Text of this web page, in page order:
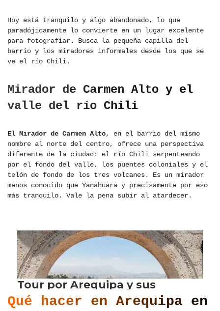
Hoy está tranquilo y algo abandonado, lo que
paradójicamente lo convierte en un lugar excelente
para fotografiar. Busca la pequeña capilla del
barrio y los miradores informales desde los que se
ve el río Chili.
Mirador de Carmen Alto y el
valle del río Chili
El Mirador de Carmen Alto, en el barrio del mismo
nombre al norte del centro, ofrece una perspectiva
diferente de la ciudad: el río Chili serpenteando
por el fondo del valle, los puentes coloniales y el
telón de fondo de los tres volcanes. Es un mirador
menos conocido que Yanahuara y precisamente por eso
más tranquilo. Vale la pena subir al atardecer.
Qué hacer en Arequipa en